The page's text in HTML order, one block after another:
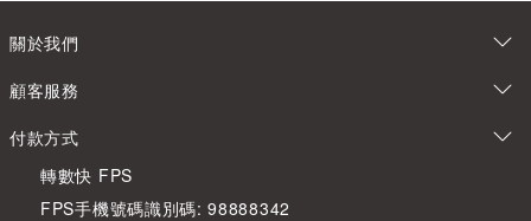
關於我們
顧客服務
付款方式
轉數快 FPS
FPS手機號碼識別碼: 98888342